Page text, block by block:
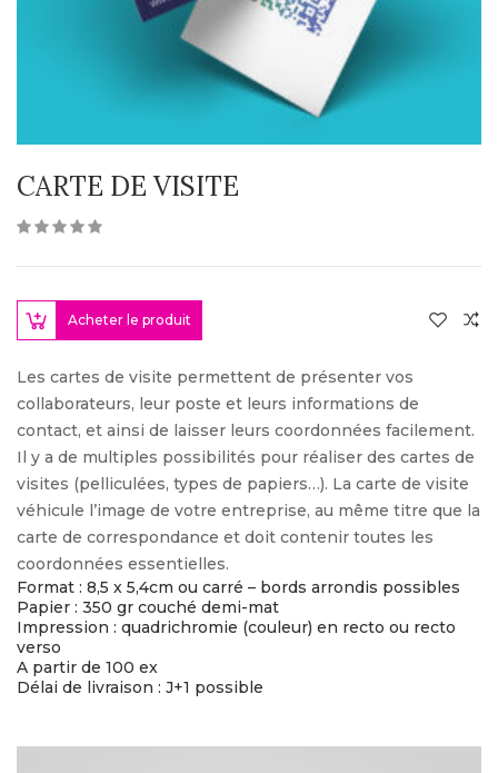
CARTE DE VISITE
Acheter le produit
Les cartes de visite permettent de présenter vos
collaborateurs, leur poste et leurs informations de
contact, et ainsi de laisser leurs coordonnées facilement.
Il y a de multiples possibilités pour réaliser des cartes de
visites (pelliculées, types de papiers…). La carte de visite
véhicule l’image de votre entreprise, au même titre que la
carte de correspondance et doit contenir toutes les
coordonnées essentielles.
Format : 8,5 x 5,4cm ou carré – bords arrondis possibles
Papier : 350 gr couché demi-mat
Impression : quadrichromie (couleur) en recto ou recto
verso
A partir de 100 ex
Délai de livraison : J+1 possible